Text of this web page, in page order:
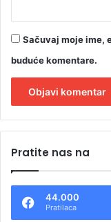
Sačuvaj moje ime,
buduće komentare.
t
n
Pratite nas na
44.000
Pratilaca